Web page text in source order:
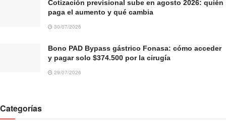
Cotización previsional sube en agosto 2026: quién
paga el aumento y qué cambia
30/07/2026
Bono PAD Bypass gástrico Fonasa: cómo acceder
y pagar solo $374.500 por la cirugía
29/07/2026
Categorías